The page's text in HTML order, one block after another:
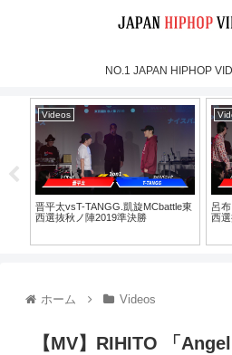
NO.1 JAPAN HIPHOP
Videos
晋平太vsT-TANGG.凱旋MCbattle東
西選抜秋ノ陣2019準決勝
呂
西
ホーム Videos
【MV】RIHITO 「